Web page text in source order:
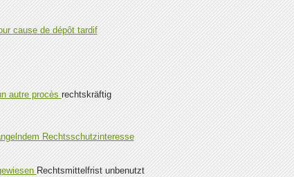
cause de dépôt tardif
autre procès rechtskräftig
Rechtsschutzinteresse
Rechtsmittelfrist unbenutzt